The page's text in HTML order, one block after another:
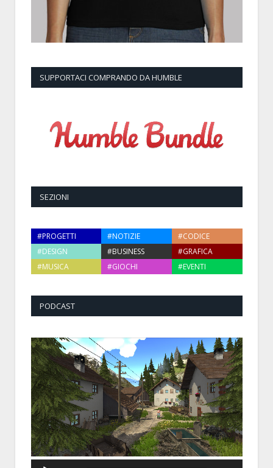
SUPPORTACI COMPRANDO DA HUMBLE
SEZIONI
#PROGETTI #NOTIZIE
#CODICE
#DESIGN
#BUSINESS
#GRAFICA
#MUSICA
#GIOCHI #EVENTI
PODCAST